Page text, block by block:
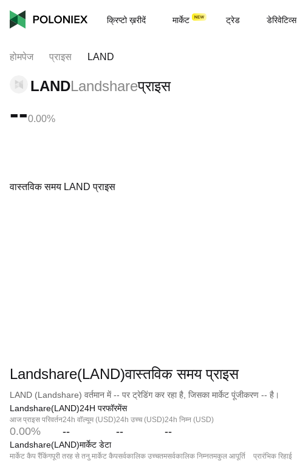
क्रिप्टो ख़रीदें मार्केट ट्रेड डेरिवेटिव्स
होमपेज प्राइस LAND
LANDLandshareप्राइस
--0.00%
वास्तविक समय LAND प्राइस
Landshare(LAND)वास्तविक समय प्राइस
LAND (Landshare) वर्तमान में -- पर ट्रेडिंग कर रहा है, जिसका मार्केट पूंजीकरण -- है।
Landshare(LAND)24H परफॉरमेंस
आज प्राइस परिवर्तन
0.00%
24h वॉल्यूम (USD)
--
24h उच्च (USD)
--
24h निम्न (USD)
--
Landshare(LAND)मार्केट डेटा
मार्केट कैप रैंकिंगपूरी तरह से तनु मार्केट कैपसर्वकालिक उच्चतमसर्वकालिक निम्नतमकुल आपूर्ति प्रारंभिक रिहाई